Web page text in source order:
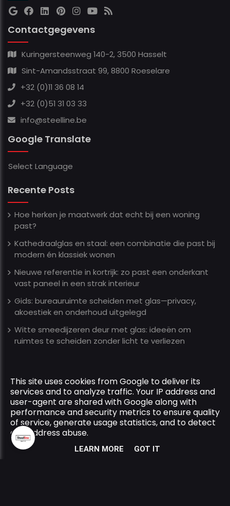
Contactgegevens
Kuringersteenweg 140-2, 3500 Hasselt
Sint-Amandsstraat 99, 8800 Roeselare
+32 (0)11 36 08 14
+32 (0)51 31 03 33
info@steelline.be
Google Translate
Select Language
Recente Posts
Hoe herken je maatwerk dat echt bij een woning
past?
Kathedraalglas en staal: een combinatie die past bij
modern én klassiek wonen
Nieuwe referentie in kortrijk: zo past een onderkant
vast paneel in een strak interieur
Gids: bureauruimte scheiden met glas—privacy,
akoestiek en onderhoud uitgelegd
Witte smeedijzeren deur met glas: ideeën om
ruimtes te scheiden zonder licht te verliezen
Copyright © 2026 Steelline All Rights Reserved.
Privacy & Cookies| UP-TO-DATE WebDesign
This site uses cookies from Google to deliver its
services and to analyze traffic. Your IP address and
user-agent are shared with Google along with
performance and security metrics to ensure quality
of service, generate usage statistics, and to detect
and address abuse.
LEARN MORE GOT IT